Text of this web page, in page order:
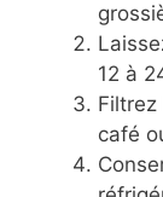
12 à
café